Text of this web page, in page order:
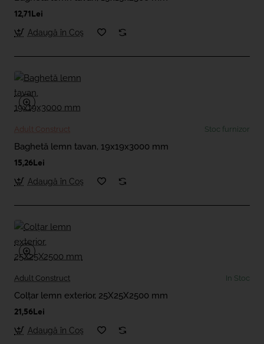
12,71Lei
Adaugă în Coş
Adult Construct Stoc furnizor
Baghetă lemn tavan, 19x19x3000 mm
15,26Lei
Adaugă în Coş
Adult Construct In Stoc
Colțar lemn exterior, 25X25X2500 mm
21,56Lei
Adaugă în Coş